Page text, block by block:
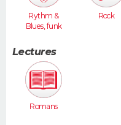
Rythm &
Blues, funk
Rock
Lectures
Romans